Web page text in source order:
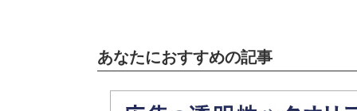
あなたにおすすめの記事